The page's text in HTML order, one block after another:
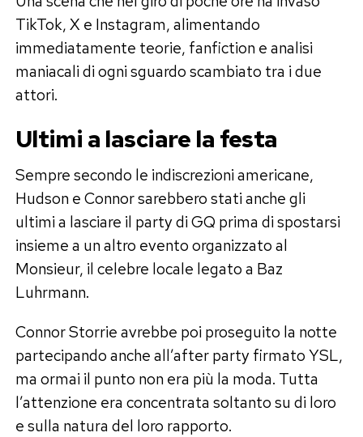
TikTok, X e Instagram, alimentando
immediatamente teorie, fanfiction e analisi
maniacali di ogni sguardo scambiato tra i due
attori.
Ultimi a lasciare la festa
Sempre secondo le indiscrezioni americane,
Hudson e Connor sarebbero stati anche gli
ultimi a lasciare il party di GQ prima di spostarsi
insieme a un altro evento organizzato al
Monsieur, il celebre locale legato a Baz
Luhrmann.
Connor Storrie avrebbe poi proseguito la notte
partecipando anche all’after party firmato YSL,
ma ormai il punto non era più la moda. Tutta
l’attenzione era concentrata soltanto su di loro
e sulla natura del loro rapporto.